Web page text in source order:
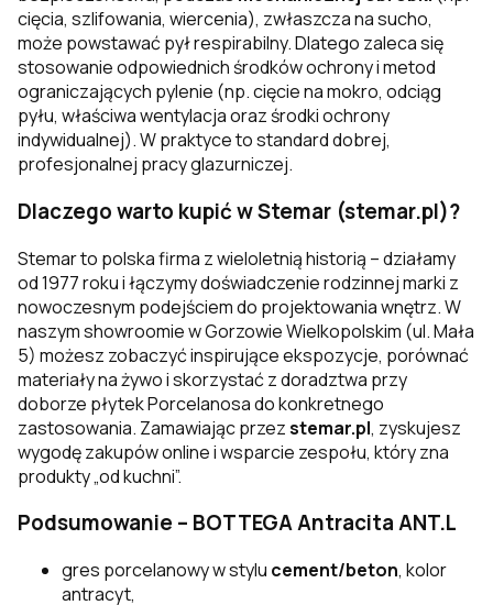
cięcia, szlifowania, wiercenia), zwłaszcza na sucho,
może powstawać pył respirabilny. Dlatego zaleca się
stosowanie odpowiednich środków ochrony i metod
ograniczających pylenie (np. cięcie na mokro, odciąg
pyłu, właściwa wentylacja oraz środki ochrony
indywidualnej). W praktyce to standard dobrej,
profesjonalnej pracy glazurniczej.
Dlaczego warto kupić w Stemar (stemar.pl)?
Stemar to polska firma z wieloletnią historią – działamy
od 1977 roku i łączymy doświadczenie rodzinnej marki z
nowoczesnym podejściem do projektowania wnętrz. W
naszym showroomie w Gorzowie Wielkopolskim (ul. Mała
5) możesz zobaczyć inspirujące ekspozycje, porównać
materiały na żywo i skorzystać z doradztwa przy
doborze płytek Porcelanosa do konkretnego
zastosowania. Zamawiając przezstemar.pl, zyskujesz
wygodę zakupów online i wsparcie zespołu, który zna
produkty „od kuchni”.
Podsumowanie – BOTTEGA Antracita ANT.L
gres porcelanowy w stylu cement/beton, kolor
antracyt,